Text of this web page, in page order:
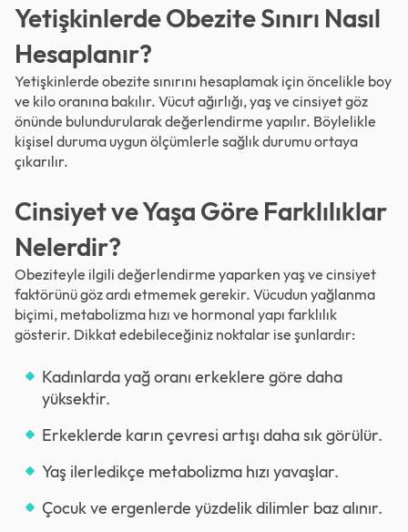
Yetişkinlerde Obezite Sınırı Nasıl
Hesaplanır?
Yetişkinlerde obezite sınırını hesaplamak için öncelikle boy
ve kilo oranına bakılır. Vücut ağırlığı, yaş ve cinsiyet göz
önünde bulundurularak değerlendirme yapılır. Böylelikle
kişisel duruma uygun ölçümlerle sağlık durumu ortaya
çıkarılır.
Cinsiyet ve Yaşa Göre Farklılıklar
Nelerdir?
Obeziteyle ilgili değerlendirme yaparken yaş ve cinsiyet
faktörünü göz ardı etmemek gerekir. Vücudun yağlanma
biçimi, metabolizma hızı ve hormonal yapı farklılık
gösterir. Dikkat edebileceğiniz noktalar ise şunlardır:
Kadınlarda yağ oranı erkeklere göre daha
yüksektir.
Erkeklerde karın çevresi artışı daha sık görülür.
Yaş ilerledikçe metabolizma hızı yavaşlar.
Çocuk ve ergenlerde yüzdelik dilimler baz alınır.